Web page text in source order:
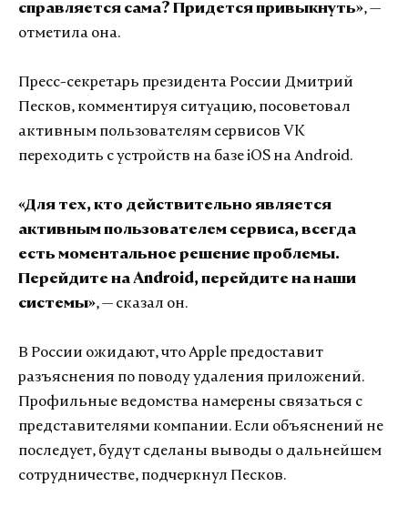
справляется сама? Придется привыкнуть», —
отметила она.
Пресс-секретарь президента России Дмитрий
Песков, комментируя ситуацию, посоветовал
активным пользователям сервисов VK
переходить с устройств на базе iOS на Android.
«Для тех, кто действительно является
активным пользователем сервиса, всегда
есть моментальное решение проблемы.
Перейдите на Android, перейдите на наши
системы», — сказал он.
В России ожидают, что Apple предоставит
разъяснения по поводу удаления приложений.
Профильные ведомства намерены связаться с
представителями компании. Если объяснений не
последует, будут сделаны выводы о дальнейшем
сотрудничестве, подчеркнул Песков.